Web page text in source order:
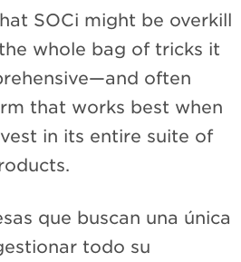
SOCi might be overkill
whole bag of tricks it
often
that works best when
in its entire suite of
que buscan una única
todo su